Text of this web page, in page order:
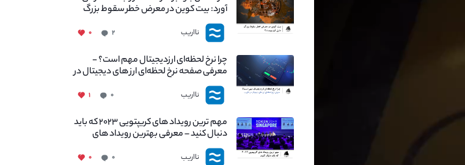
آورد: بیت کوین در معرض خطر سقوط بزرگ
است - دلیل آن چیست؟
نااریب ۲ ۰
چرا نرخ لحظه‌ای ارزدیجیتال مهم است؟ -
معرفی صفحه نرخ لحظه‌ای ارز های دیجیتال در
نااریب
نااریب ۰ ۱
مهم ترین رویداد های کریپتویی ۲۰۲۳ که باید
دنبال کنید – معرفی بهترین رویداد های
جهانی
نااریب ۰ ۰